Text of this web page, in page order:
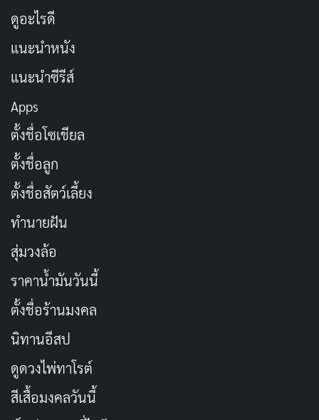
ดูอะไรดี
แนะนำหนัง
แนะนำซีรีส์
Apps
ตั้งชื่อโซเชียล
ตั้งชื่อลูก
ตั้งชื่อสัตว์เลี้ยง
ทำนายฝัน
สุ่มวงล้อ
ราคาน้ำมันวันนี้
ตั้งชื่อร้านมงคล
นิทานอีสป
ดูดวงไพ่ทาโรต์
สีเสื้อมงคลวันนี้